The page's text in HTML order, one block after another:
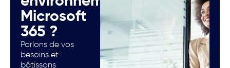
Microsoft
365 ?
Parlons de vos
besoins et
bâtissons